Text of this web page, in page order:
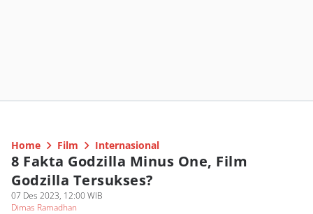
Home Film Internasional
8 Fakta Godzilla Minus One, Film
Godzilla Tersukses?
07 Des 2023, 12:00 WIB
Dimas Ramadhan